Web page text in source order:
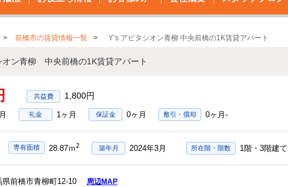
前橋市の賃貸情報一覧 Y’s アビタシオン青柳 中央前橋の1K賃貸アパート
オン青柳 中央前橋の1K賃貸アパート
1,800円
礼金 1ヶ月 保証金 0ヶ月 敷引・償却 0ヶ月-
専有面積 28.87ｍ2 築年月 2024年3月 所在階・階数 1階・3階建て
県前橋市青柳町12-10 周辺MAP